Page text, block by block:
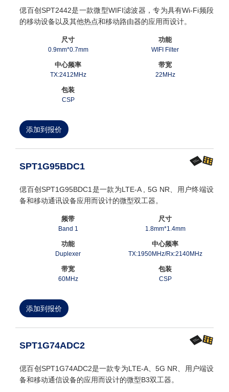
偲百创SPT2442是一款微型WIFI滤波器，专为具有Wi-Fi频段
的移动设备以及其他热点和移动路由器的应用而设计。
尺寸
0.9mm*0.7mm
功能
WIFI Filter
中心频率
TX:2412MHz
带宽
22MHz
包装
CSP
添加到报价
SPT1G95BDC1
偲百创SPT1G95BDC1是一款为LTE-A , 5G NR、用户终端设
备和移动通讯设备应用而设计的微型双工器。
频带
Band 1
尺寸
1.8mm*1.4mm
功能
Duplexer
中心频率
TX:1950MHz/Rx:2140MHz
带宽
60MHz
包装
CSP
添加到报价
SPT1G74ADC2
偲百创SPT1G74ADC2是一款专为LTE-A、5G NR、用户端设
备和移动通信设备的应用而设计的微型B3双工器。